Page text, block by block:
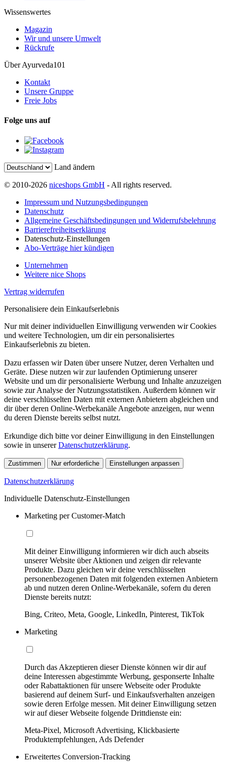
Wissenswertes
Magazin
Wir und unsere Umwelt
Rückrufe
Über Ayurveda101
Kontakt
Unsere Gruppe
Freie Jobs
Folge uns auf
Land ändern
© 2010-2026 niceshops GmbH - All rights reserved.
Impressum und Nutzungsbedingungen
Datenschutz
Allgemeine Geschäftsbedingungen und Widerrufsbelehrung
Barrierefreiheitserklärung
Datenschutz-Einstellungen
Abo-Verträge hier kündigen
Unternehmen
Weitere nice Shops
Vertrag widerrufen
Personalisiere dein Einkaufserlebnis
Nur mit deiner individuellen Einwilligung verwenden wir Cookies
und weitere Technologien, um dir ein personalisiertes
Einkaufserlebnis zu bieten.
Dazu erfassen wir Daten über unsere Nutzer, deren Verhalten und
Geräte. Diese nutzen wir zur laufenden Optimierung unserer
Website und um dir personalisierte Werbung und Inhalte anzuzeigen
sowie zur Analyse der Nutzungsstatistiken. Außerdem können wir
deine verschlüsselten Daten mit externen Anbietern abgleichen und
dir über deren Online-Werbekanäle Angebote anzeigen, nur wenn
du deren Dienste bereits selbst nutzt.
Erkundige dich bitte vor deiner Einwilligung in den Einstellungen
sowie in unsererDatenschutzerklärung.
Zustimmen Nur erforderliche Einstellungen anpassen
Datenschutzerklärung
Individuelle Datenschutz-Einstellungen
Marketing per Customer-Match
Mit deiner Einwilligung informieren wir dich auch abseits
unserer Website über Aktionen und zeigen dir relevante
Produkte. Dazu gleichen wir deine verschlüsselten
personenbezogenen Daten mit folgenden externen Anbietern
ab und nutzen deren Online-Werbekanäle, sofern du deren
Dienste bereits nutzt:
Bing, Criteo, Meta, Google, LinkedIn, Pinterest, TikTok
Marketing
Durch das Akzeptieren dieser Dienste können wir dir auf
deine Interessen abgestimmte Werbung, gesponserte Inhalte
oder Rabattaktionen für unsere Webseite oder Produkte
basierend auf deinem Surf- und Einkaufsverhalten anzeigen
sowie deren Erfolge messen. Mit deiner Einwilligung setzen
wir auf dieser Webseite folgende Drittdienste ein:
Meta-Pixel, Microsoft Advertising, Klickbasierte
Produktempfehlungen, Ads Defender
Erweitertes Conversion-Tracking